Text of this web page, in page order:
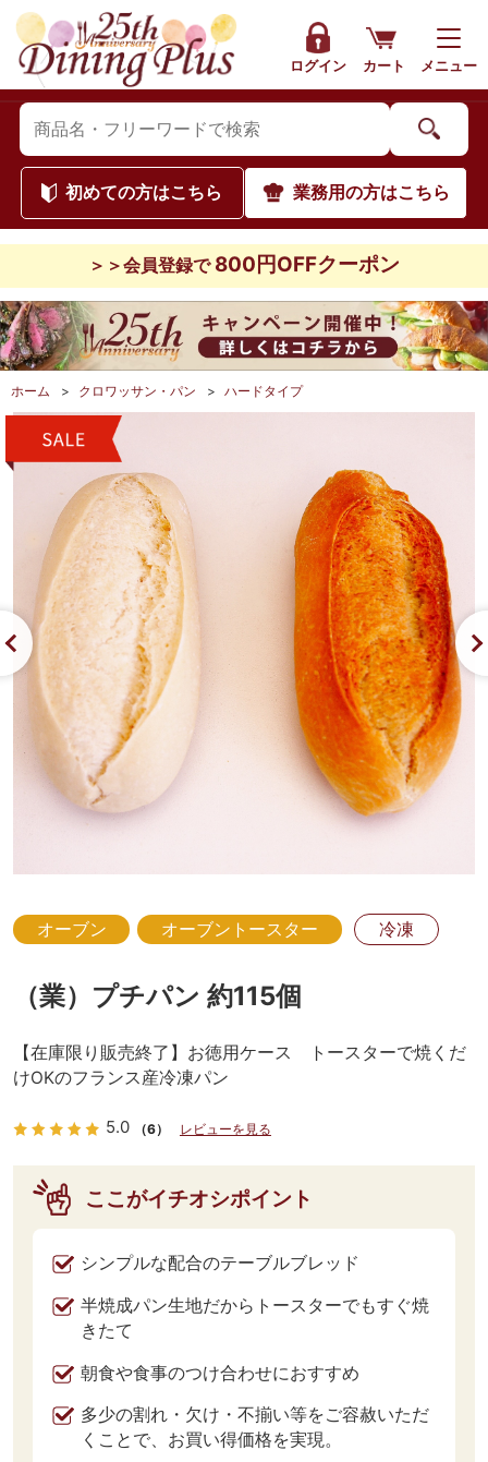
ログイン カート メニュー
初めての方はこちら 業務用の方はこちら
＞＞会員登録で 800円OFFクーポン
ホーム > クロワッサン・パン > ハードタイプ
オーブン オーブントースター 冷凍
（業）プチパン 約115個
【在庫限り販売終了】お徳用ケース トースターで焼くだ
けOKのフランス産冷凍パン
5.0 （6） レビューを見る
ここがイチオシポイント
シンプルな配合のテーブルブレッド
半焼成パン生地だからトースターでもすぐ焼
きたて
朝食や食事のつけ合わせにおすすめ
多少の割れ・欠け・不揃い等をご容赦いただ
くことで、お買い得価格を実現。